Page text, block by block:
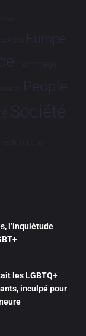
Brève
Brésil Europe
Hommage
People
Société
Tech Tribune
l’inquiétude
les LGBTQ+
inculpé pour